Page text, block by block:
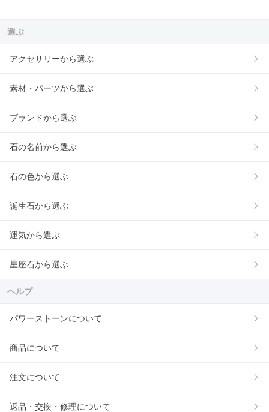
選ぶ
アクセサリーから選ぶ
素材・パーツから選ぶ
ブランドから選ぶ
石の名前から選ぶ
石の色から選ぶ
誕生石から選ぶ
運気から選ぶ
星座石から選ぶ
ヘルプ
パワーストーンについて
商品について
注文について
返品・交換・修理について